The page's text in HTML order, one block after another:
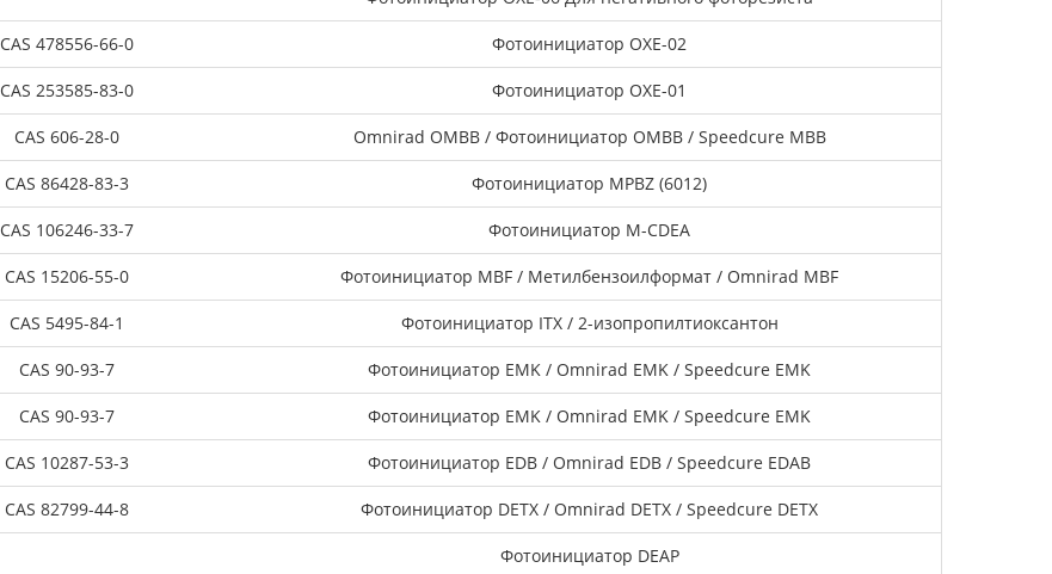
CAS 478556-66-0 Фотоинициатор OXE-02
CAS 253585-83-0 Фотоинициатор OXE-01
CAS 606-28-0 Omnirad OMBB / Фотоинициатор OMBB / Speedcure MBB
CAS 86428-83-3 Фотоинициатор MPBZ (6012)
CAS 106246-33-7 Фотоинициатор M-CDEA
CAS 15206-55-0 Фотоинициатор MBF / Метилбензоилформат / Omnirad MBF
CAS 5495-84-1 Фотоинициатор ITX / 2-изопропилтиоксантон
CAS 90-93-7 Фотоинициатор EMK / Omnirad EMK / Speedcure EMK
CAS 90-93-7 Фотоинициатор EMK / Omnirad EMK / Speedcure EMK
CAS 10287-53-3 Фотоинициатор EDB / Omnirad EDB / Speedcure EDAB
CAS 82799-44-8 Фотоинициатор DETX / Omnirad DETX / Speedcure DETX
Фотоинициатор DEAP